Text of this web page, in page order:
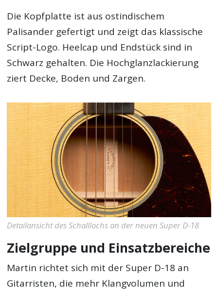
Die Kopfplatte ist aus ostindischem
Palisander gefertigt und zeigt das klassische
Script-Logo. Heelcap und Endstück sind in
Schwarz gehalten. Die Hochglanzlackierung
ziert Decke, Boden und Zargen.
Detailansicht des Schalllochs an der neuen Super D-18
Zielgruppe und Einsatzbereiche
Martin richtet sich mit der Super D-18 an
Gitarristen, die mehr Klangvolumen und